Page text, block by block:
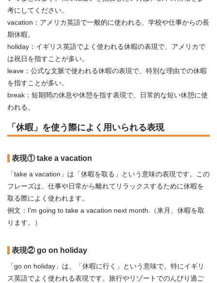
考にしてください。
vacation：アメリカ英語で一般的に使われる、学校や仕事からの長
期休暇。
holiday：イギリス英語でよく使われる休暇の表現で、アメリカで
は祝日を指すことが多い。
leave：公式な文脈で使われる休暇の表現で、特別な理由での休暇
を指すことが多い。
break：短期間の休息や休憩を指す表現で、日常的な短い休憩に使
われる。
「休暇」を使う際によく用いられる表現
表現① take a vacation
「take a vacation」は「休暇を取る」という意味の表現です。この
フレーズは、仕事や日常から離れてリラックスするために休暇を
取る際によく使われます。
例文：I'm going to take a vacation next month.（来月、休暇を取
ります。）
表現② go on holiday
「go on holiday」は、「休暇に行く」という意味で、特にイギリ
ス英語でよく使われる表現です。旅行やリゾートでのんびり過ご